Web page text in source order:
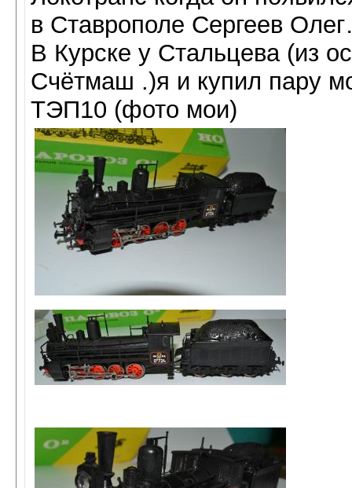
в Ставрополе Сергеев
В Курске у Стальцева (из
Счётмаш .)я и купил пару
ТЭП10 (фото мои)